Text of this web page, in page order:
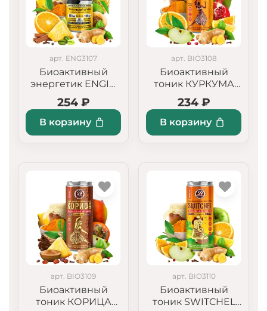
арт. ENG3107
Биоактивный
энергетик ENGIN
«Тропический
шторм»
254 ₽
В корзину
арт. BIO3108
Биоактивный
тоник КУРКУМА
«Апельсин + Сок
кокоса + Гранат»,
слабо
234 ₽
В корзину
арт. BIO3109
Биоактивный
тоник КОРИЦА
арт. BIO3110
Биоактивный
тоник SWITCHEL